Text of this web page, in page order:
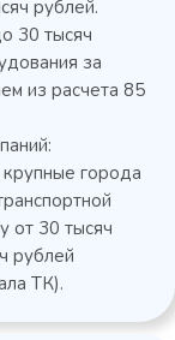
рублей.
30 тысяч
за
из расчета 85
города
от 30 тысяч
рублей
ТК).